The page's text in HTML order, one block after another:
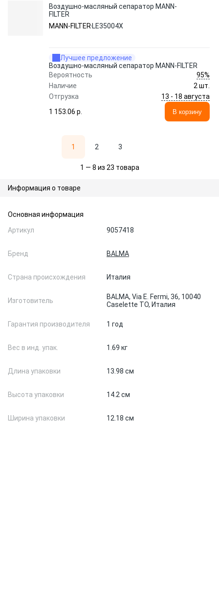
Воздушно-масляный сепаратор MANN-
FILTER
MANN-FILTER LE35004X
Лучшее предложение
Воздушно-масляный сепаратор MANN-FILTER
Вероятность
95%
Наличие
2 шт.
Отгрузка
13 - 18 августа
1 153.06 p.
В корзину
1 2 3
1 — 8 из 23 товара
Информация о товаре
Основная информация
Артикул
9057418
Бренд BALMA
Страна происхождения Италия
Изготовитель
BALMA, Via E. Fermi, 36, 10040
Caselette TO, Италия
Гарантия производителя 1 год
Вес в инд. упак. 1.69 кг
Длина упаковки 13.98 см
Высота упаковки 14.2 см
Ширина упаковки 12.18 см